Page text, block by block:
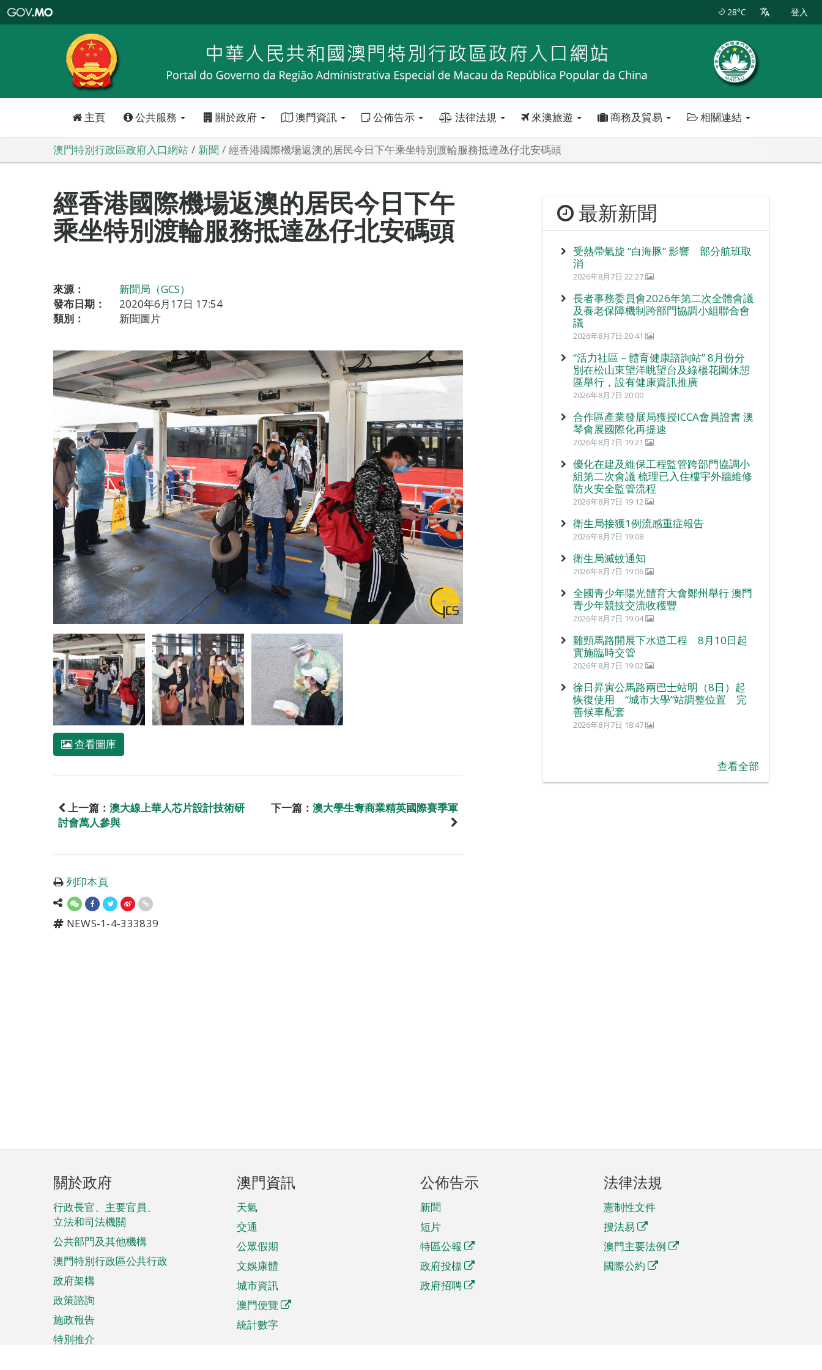
特
政
區
政
口
28°C 登入
主頁 公共服務 關於政府 澳門資訊 公佈告示 法律法規 來澳旅遊 商務及貿易 相關連結
澳門特別行政區政府入口網站 新聞 經香港國際機場返澳的居民今日下午乘坐特別渡輪服務抵達氹仔北安碼頭
經香港國際機場返澳的居民今日下午
乘坐特別渡輪服務抵達氹仔北安碼頭
來源：
新聞局（GCS）
發布日期：
2020年6月17日 17:54
類別：
新聞圖片
查看圖庫
上一篇： 澳大線上華人芯片設計技術研
討會萬人參與
下一篇： 澳大學生奪商業精英國際賽季軍
列印本頁
NEWS-1-4-333839
最新新聞
受熱帶氣旋 “白海豚” 影響 部分航班取
消
2026年8月7日 22:27
長者事務委員會2026年第二次全體會議
及養老保障機制跨部門協調小組聯合會
議
2026年8月7日 20:41
“活力社區 – 體育健康諮詢站” 8月份分
別在松山東望洋眺望台及綠楊花園休憩
區舉行，設有健康資訊推廣
2026年8月7日 20:00
合作區產業發展局獲授ICCA會員證書 澳
琴會展國際化再提速
2026年8月7日 19:21
優化在建及維保工程監管跨部門協調小
組第二次會議 梳理已入住樓宇外牆維修
防火安全監管流程
2026年8月7日 19:12
衛生局接獲1例流感重症報告
2026年8月7日 19:08
衛生局滅蚊通知
2026年8月7日 19:06
全國青少年陽光體育大會鄭州舉行 澳門
青少年競技交流收穫豐
2026年8月7日 19:04
雞頸馬路開展下水道工程 8月10日起
實施臨時交管
2026年8月7日 19:02
徐日昇寅公馬路兩巴士站明（8日）起
恢復使用 “城市大學”站調整位置 完
善候車配套
2026年8月7日 18:47
查看全部
頁
腳
菜
單
關於政府
行政長官、主要官員、
立法和司法機關
公共部門及其他機構
澳門特別行政區公共行政
政府架構
政策諮詢
施政報告
特別推介
澳門資訊
天氣
交通
公眾假期
文娛康體
城市資訊
澳門便覽
統計數字
公佈告示
新聞
短片
特區公報
政府投標
政府招聘
法律法規
憲制性文件
搜法易
澳門主要法例
國際公約